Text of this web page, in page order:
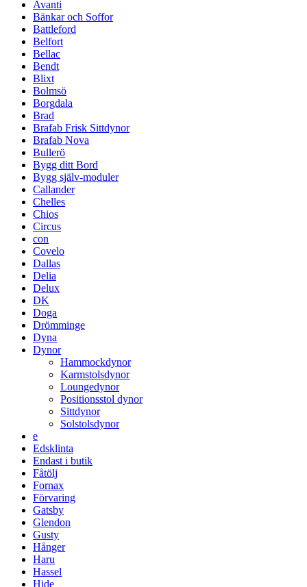
Avanti
Bänkar och Soffor
Battleford
Belfort
Bellac
Bendt
Blixt
Bolmsö
Borgdala
Brad
Brafab Frisk Sittdynor
Brafab Nova
Bullerö
Bygg ditt Bord
Bygg själv-moduler
Callander
Chelles
Chios
Circus
con
Covelo
Dallas
Delia
Delux
DK
Doga
Drömminge
Dyna
Dynor
Hammockdynor
Karmstolsdynor
Loungedynor
Positionsstol dynor
Sittdynor
Solstolsdynor
e
Edsklinta
Endast i butik
Fåtölj
Fornax
Förvaring
Gatsby
Glendon
Gusty
Hånger
Haru
Hassel
Hide